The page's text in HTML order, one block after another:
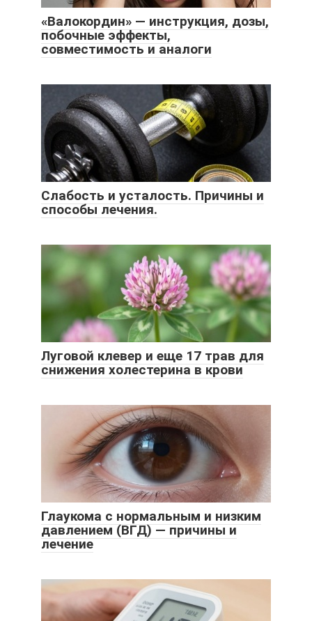
«Валокордин» — инструкция, дозы,
побочные эффекты,
совместимость и аналоги
Слабость и усталость. Причины и
способы лечения.
Луговой клевер и еще 17 трав для
снижения холестерина в крови
Глаукома с нормальным и низким
давлением (ВГД) — причины и
лечение